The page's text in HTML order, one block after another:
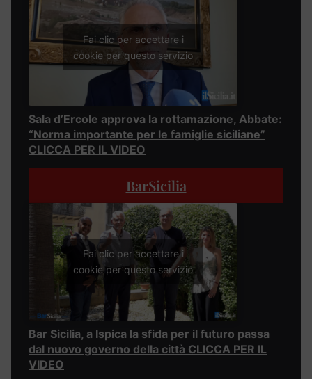
Fai clic per accettare i
cookie per questo servizio
Sala d’Ercole approva la rottamazione, Abbate:
“Norma importante per le famiglie siciliane”
CLICCA PER IL VIDEO
BarSicilia
Fai clic per accettare i
cookie per questo servizio
Bar Sicilia, a Ispica la sfida per il futuro passa
dal nuovo governo della città CLICCA PER IL
VIDEO